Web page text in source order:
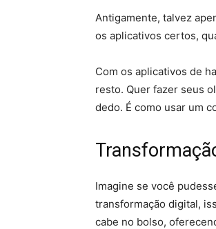
Antigamente, talvez
os aplicativos certos,
Com os aplicativos de
resto. Quer fazer seus
dedo. É como usar um
Imagine se você
transformação digital,
cabe no bolso,